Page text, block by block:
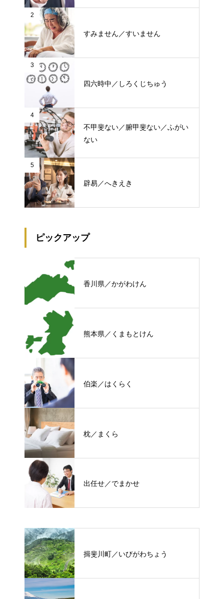
2
すみません／すいません
3
四六時中／しろくじちゅう
4
不甲斐ない／腑甲斐ない／ふがい
ない
5
辟易／へきえき
ピックアップ
香川県／かがわけん
熊本県／くまもとけん
伯楽／はくらく
枕／まくら
出任せ／でまかせ
揖斐川町／いびがわちょう